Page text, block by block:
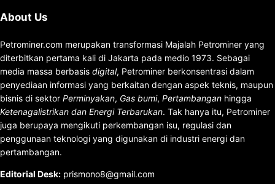
About Us
Petrominer.com merupakan transformasi Majalah Petrominer yang
diterbitkan pertama kali di Jakarta pada medio 1973. Sebagai
media massa berbasis digital, Petrominer berkonsentrasi dalam
penyediaan informasi yang berkaitan dengan aspek teknis, maupun
bisnis di sektor Perminyakan, Gas bumi, Pertambangan hingga
Ketenagalistrikan dan Energi Terbarukan. Tak hanya itu, Petrominer
juga berupaya mengikuti perkembangan isu, regulasi dan
penggunaan teknologi yang digunakan di industri energi dan
pertambangan.
Editorial Desk: prismono8@gmail.com